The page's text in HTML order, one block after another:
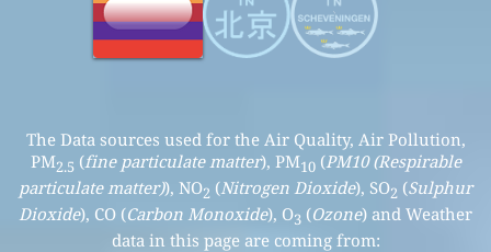
The Data sources used for the Air Quality, Air Pollution,
PM2.5 (fine particulate matter), PM10(PM10 (Respirable
particulate matter)), NO2 (Nitrogen Dioxide), SO2 (Sulphur
Dioxide), CO (Carbon Monoxide), O3 (Ozone) and Weather
data in this page are coming from: